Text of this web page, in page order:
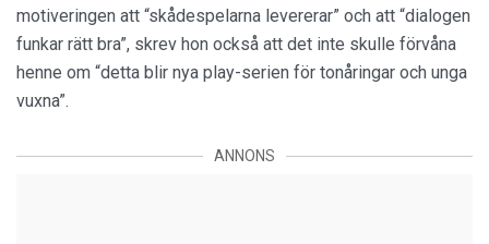
motiveringen att “skådespelarna levererar” och att “dialogen
funkar rätt bra”, skrev hon också att det inte skulle förvåna
henne om “detta blir nya play-serien för tonåringar och unga
vuxna”.
ANNONS